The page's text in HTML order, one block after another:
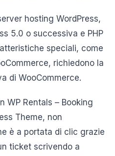
hosting WordPress,
5.0 o successiva e PHP
speciali, come
richiedono la
di WooCommerce.
WP Rentals – Booking
Theme, non
è a portata di clic grazie
ticket scrivendo a